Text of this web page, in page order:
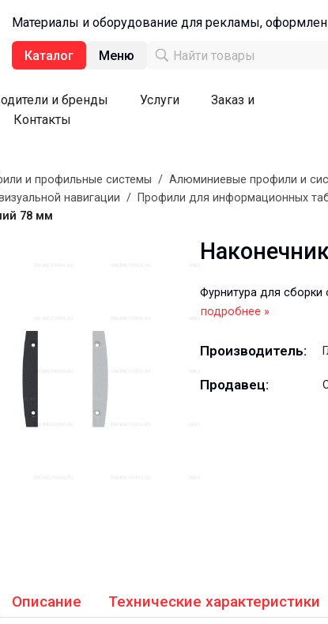
Материалы и оборудование для рекламы,
Каталог Меню
и бренды Услуги
Заказ и
Контакты
и профильные системы / Алюминиевые профили и
навигации / Профили для информационных
78 мм
Фурнитура для
подробнее »
Производитель:
Продавец:
Описание Технические характеристики